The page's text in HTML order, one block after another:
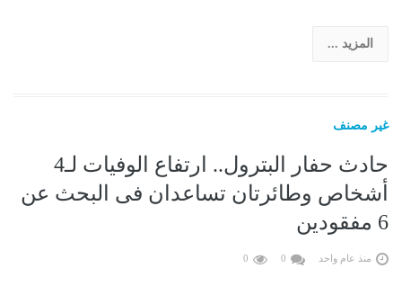
المزيد ...
غير مصنف
حادث حفار البترول.. ارتفاع الوفيات لـ4
أشخاص وطائرتان تساعدان فى البحث عن
6 مفقودين
منذ عام واحد 0
0